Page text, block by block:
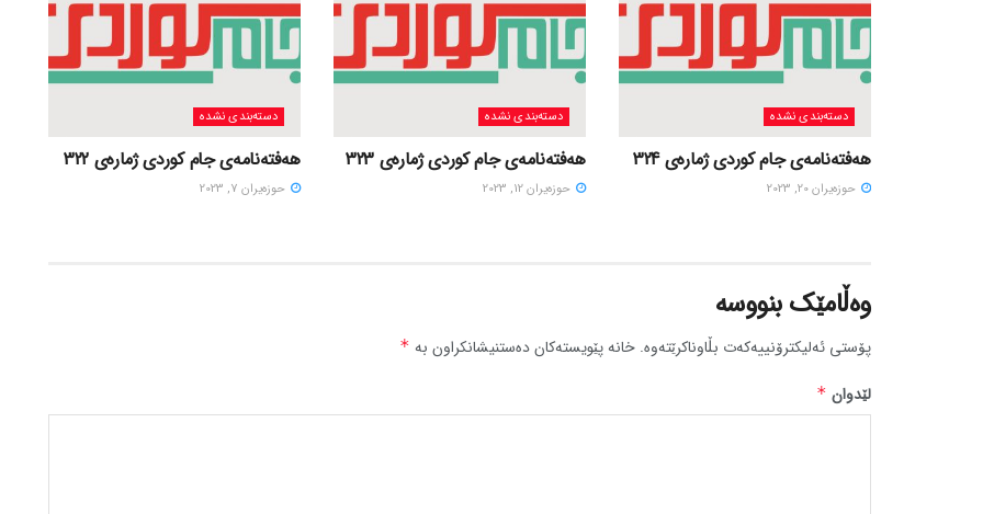
دسته‌بندی نشده
هەفتەنامەی جام کوردی ژمارەی 324
حوزه‌یران 20, 2023
دسته‌بندی نشده
هەفتەنامەی جام کوردی ژمارەی 323
حوزه‌یران 12, 2023
دسته‌بندی نشده
هەفتەنامەی جام کوردی ژمارەی 322
حوزه‌یران 7, 2023
وەڵامێک بنووسە
پۆستی ئەلیکترۆنییەکەت بڵاوناکرێتەوە. خانە پێویستەکان دەستنیشانکراون بە *
لێدوان *